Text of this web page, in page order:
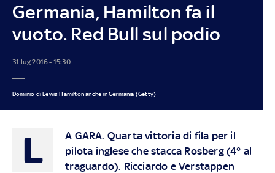
Germania, Hamilton fa il
vuoto. Red Bull sul podio
31 lug 2016 - 15:30
Dominio di Lewis Hamilton anche in Germania (Getty)
L A GARA. Quarta vittoria di fila per il
pilota inglese che stacca Rosberg (4° al
traguardo). Ricciardo e Verstappen